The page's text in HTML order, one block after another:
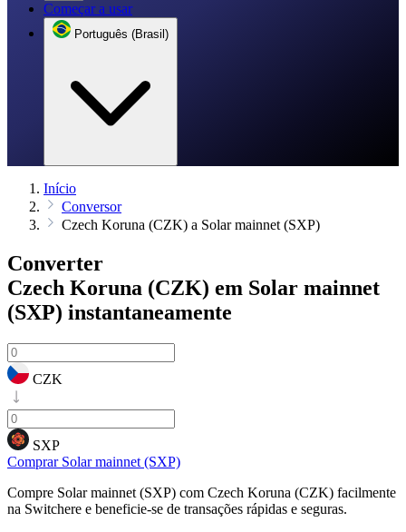
Começar a usar
Português (Brasil)
Início
Conversor
Czech Koruna (CZK) a Solar mainnet (SXP)
Converter
Czech Koruna (CZK) em Solar mainnet
(SXP) instantaneamente
CZK
SXP
Comprar Solar mainnet (SXP)
Compre Solar mainnet (SXP) com Czech Koruna (CZK) facilmente
na Switchere e beneficie-se de transações rápidas e seguras.